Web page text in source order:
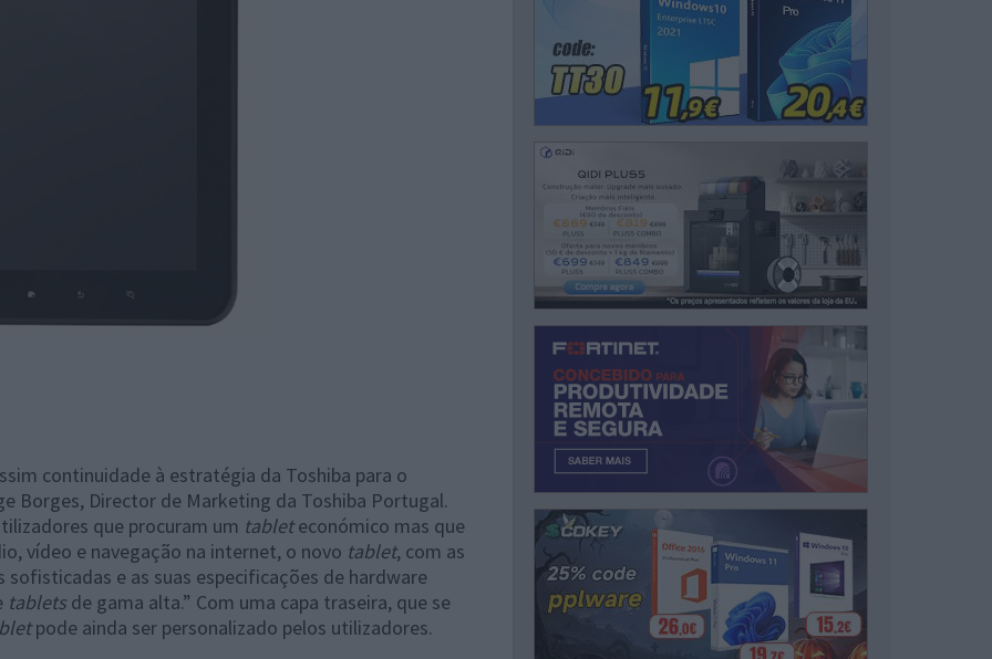
continuidade à estratégia da Toshiba para o
Borges, Director de Marketing da Toshiba Portugal.
que procuram um tableteconómico mas que
vídeo e navegação na internet, o novo tablet, com as
e as suas especificações de hardware
tablets de gama alta.” Com uma capa traseira, que se
pode ainda ser personalizado pelos utilizadores.